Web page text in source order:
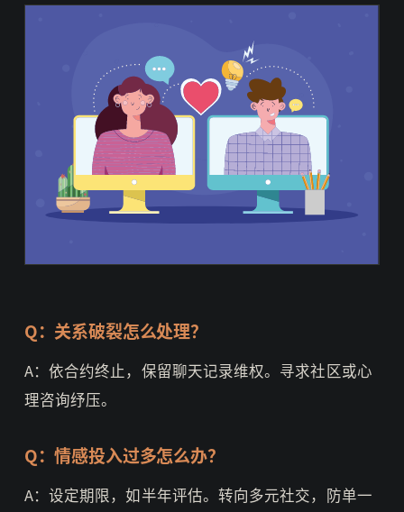
Q：关系破裂怎么处理？
A：依合约终止，保留聊天记录维权。寻求社区或心
理咨询纾压。
Q：情感投入过多怎么办？
A：设定期限，如半年评估。转向多元社交，防单一